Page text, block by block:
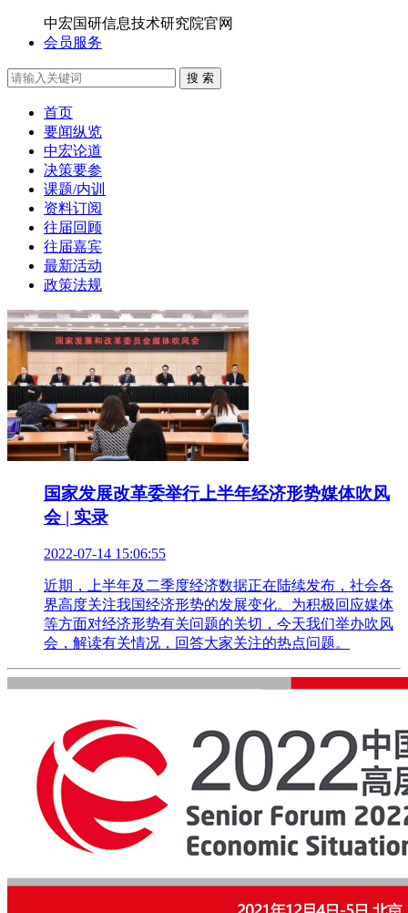
中宏国研信息技术研究院官网
会员服务
搜 索
首页
要闻纵览
中宏论道
决策要参
课题/内训
资料订阅
往届回顾
往届嘉宾
最新活动
政策法规
国家发展改革委举行上半年经济形势媒体吹风
会 | 实录
2022-07-14 15:06:55
近期，上半年及二季度经济数据正在陆续发布，社会各
界高度关注我国经济形势的发展变化。为积极回应媒体
等方面对经济形势有关问题的关切，今天我们举办吹风
会，解读有关情况，回答大家关注的热点问题。